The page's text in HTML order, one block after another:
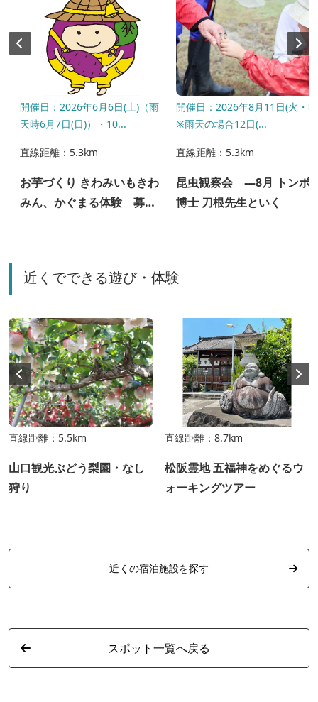
開催日：2026年6月6日(土)（雨
天時6月7日(日)）・10...
直線距離：5.3km
お芋づくり きわみいもきわ
みん、かぐまる体験 募集
開催日：2026年8月11日(火・
※雨天の場合12日(...
直線距離：5.3km
昆虫観察会 ―8月 トンボ
博士 刀根先生といく
近くでできる遊び・体験
直線距離：5.5km
山口観光ぶどう梨園・なし
狩り
直線距離：8.7km
松阪霊地 五福神をめぐるウ
ォーキングツアー
近くの宿泊施設を探す
スポット一覧へ戻る